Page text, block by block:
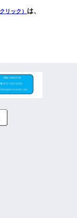
リック） は、